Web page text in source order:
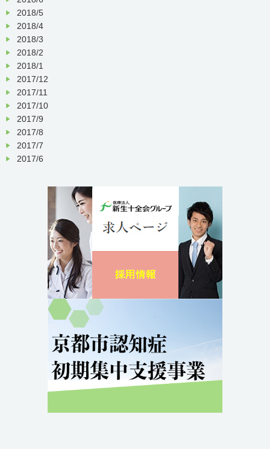
2018/5
2018/4
2018/3
2018/2
2018/1
2017/12
2017/11
2017/10
2017/9
2017/8
2017/7
2017/6